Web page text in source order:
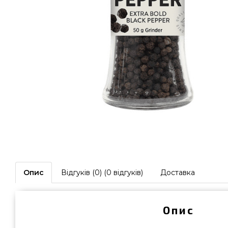
Опис Відгуків (0) (0 відгуків) Доставка
Опис